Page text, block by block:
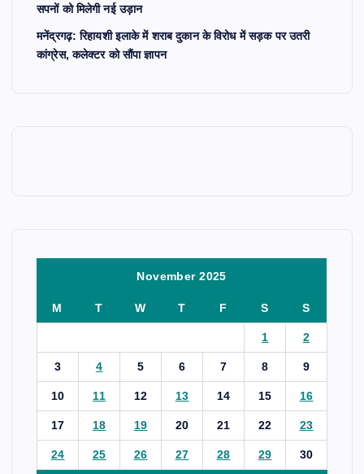
सपनों को मिलेगी नई उड़ान
मनेंद्रगढ़: रिहायशी इलाके में शराब दुकान के विरोध में सड़क पर उतरी
कांग्रेस, कलेक्टर को सौंपा ज्ञापन
November 2025
M T W T F S S
1 2
3 4 5 6 7 8 9
10 11 12 13 14 15 16
17 18 19 20 21 22 23
24 25 26 27 28 29 30